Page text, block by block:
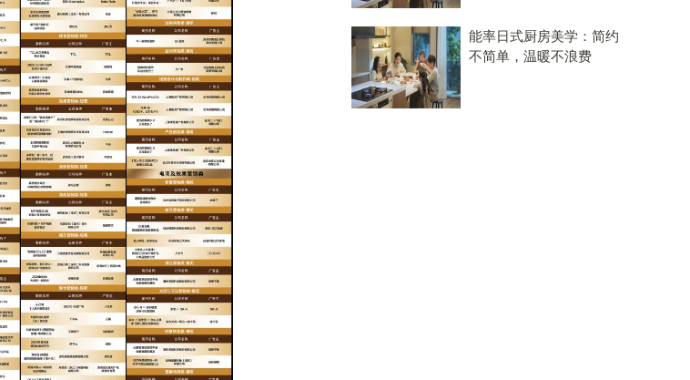
能率日式厨房美学：简约
不简单，温暖不浪费